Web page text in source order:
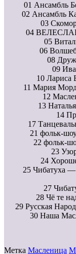
01 Ансамбль
02 Ансамбль
03
04
05
06
08
09
10
11 Мария
12
13
14
17
21 фольк-
22 фольк-
23
24
25 Чибатуха —
27
28 Чё те
29 Русская
30 Наша
Метка Масленица